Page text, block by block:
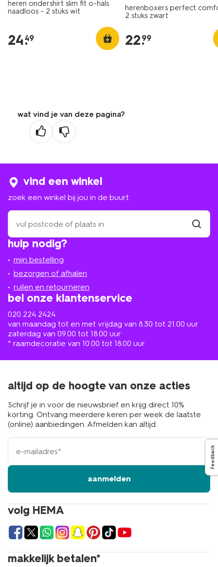
heren ondershirt slim fit o-hals
naadloos - 2 stuks wit
24.
49
herenboxers perfect
2 stuks zwart
22.
99
wat vind je van deze pagina?
hulp nodig?
mijn bestelling
bezorgen of afhalen
ruilen en retourneren
bel onze klantenservice
020 224 2424
van maandag tot en met vrijdag van 8.30 tot 21.00 uur
zaterdag van 09.00 tot 18.00 uur
* raamdecoratie van 10.00 tot 18.00 uur
vind een winkel
zoek een winkel bij jou in de buurt
zoek
een
winkel
bij
in
de
buurt
volg HEMA
makkelijk betalen*
altijd op de hoogte van onze acties
Schrijf je in voor de nieuwsbrief en krijg direct 10%
korting. Ontvang meerdere keren per week de laatste
(online) aanbiedingen. Afmelden kan altijd.
e-
mailadres
aanmelden
Feedback